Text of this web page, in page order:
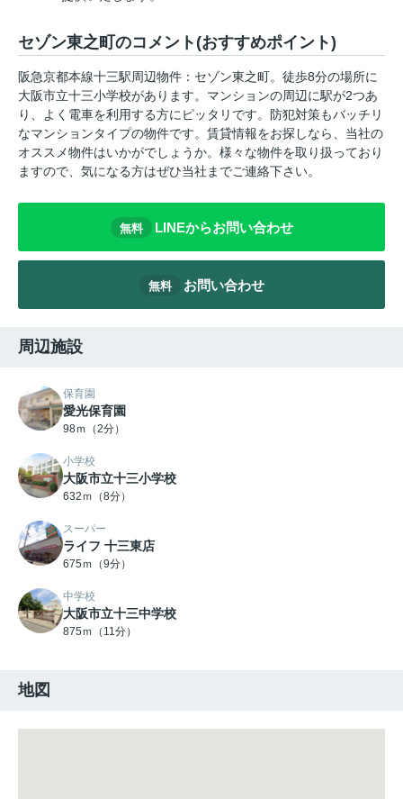
セゾン東之町のコメント(おすすめポイント)
阪急京都本線十三駅周辺物件：セゾン東之町。徒歩8分の場所に
大阪市立十三小学校があります。マンションの周辺に駅が2つあ
り、よく電車を利用する方にピッタリです。防犯対策もバッチリ
なマンションタイプの物件です。賃貸情報をお探しなら、当社の
オススメ物件はいかがでしょうか。様々な物件を取り扱っており
ますので、気になる方はぜひ当社までご連絡下さい。
無料 LINEからお問い合わせ
無料 お問い合わせ
周辺施設
保育園
愛光保育園
98ｍ（2分）
小学校
大阪市立十三小学校
632ｍ（8分）
スーパー
ライフ 十三東店
675ｍ（9分）
中学校
大阪市立十三中学校
875ｍ（11分）
地図